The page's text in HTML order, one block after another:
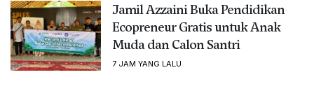
Jamil Azzaini Buka Pendidikan
Ecopreneur Gratis untuk Anak
Muda dan Calon Santri
7 JAM YANG LALU